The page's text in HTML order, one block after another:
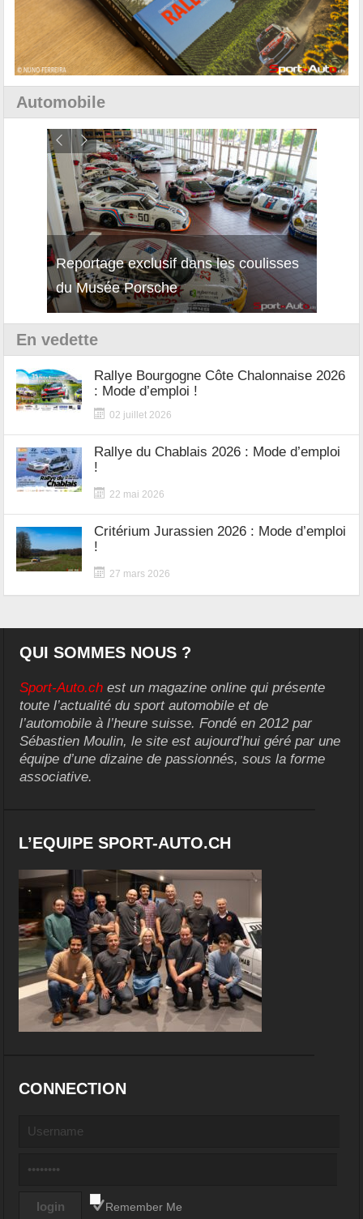
Automobile
Reportage exclusif dans les coulisses
du Musée Porsche
En vedette
Rallye Bourgogne Côte Chalonnaise 2026
: Mode d’emploi !
02 juillet 2026
Rallye du Chablais 2026 : Mode d’emploi
!
22 mai 2026
Critérium Jurassien 2026 : Mode d’emploi
!
27 mars 2026
QUI SOMMES NOUS ?
Sport-Auto.ch est un magazine online qui présente
toute l’actualité du sport automobile et de
l’automobile à l’heure suisse. Fondé en 2012 par
Sébastien Moulin, le site est aujourd’hui géré par une
équipe d’une dizaine de passionnés, sous la forme
associative.
L’EQUIPE SPORT-AUTO.CH
CONNECTION
Remember Me